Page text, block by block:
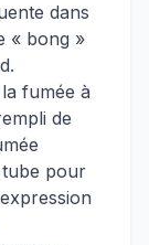
dans
« bong »
fumée à
de
pour